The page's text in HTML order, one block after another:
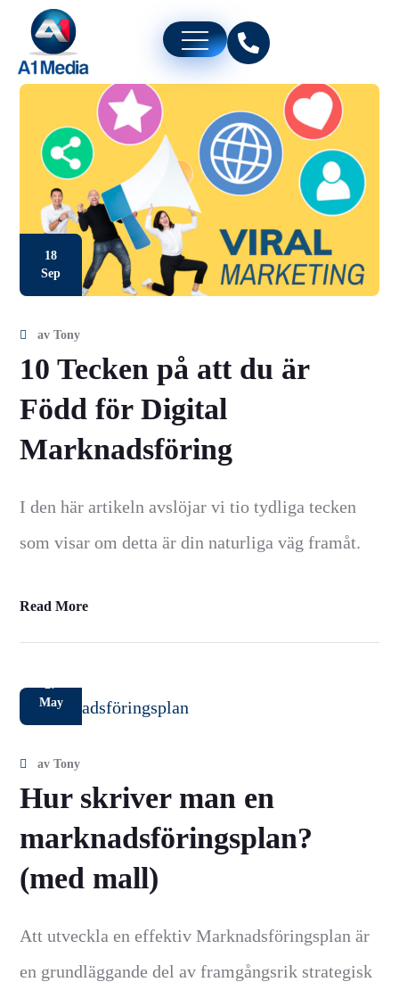
18
Sep
avTony
10 Tecken på att du är
Född för Digital
Marknadsföring
I den här artikeln avslöjar vi tio tydliga tecken
som visar om detta är din naturliga väg framåt.
Read More
May
avTony
Hur skriver man en
marknadsföringsplan?
(med mall)
Att utveckla en effektiv Marknadsföringsplan är
en grundläggande del av framgångsrik strategisk